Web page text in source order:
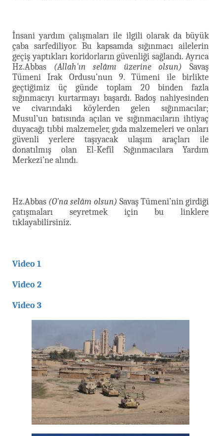
İnsani yardım çalışmaları ile ilgili olarak da büyük
çaba sarfediliyor. Bu kapsamda sığınmacı ailelerin
geçiş yaptıkları koridorların güvenliği sağlandı. Ayrıca
Hz.Abbas (Allah'ın selâmı üzerine olsun) Savaş
Tümeni Irak Ordusu’nun 9. Tümeni ile birlikte
geçtiğimiz üç günde toplam 20 binden fazla
sığınmacıyı kurtarmayı başardı. Badoş nahiyesinden
ve civarındaki köylerden gelen sığınmacılar;
Musul’un batısında açılan ve sığınmacıların ihtiyaç
duyacağı tıbbi malzemeler, gıda malzemeleri ve onları
güvenli yerlere taşıyacak ulaşım araçları ile
donatılmış olan El-Kefîl Sığınmacılara Yardım
Merkezi’ne alındı.
Hz.Abbas (O'na selâm olsun) Savaş Tümeni’nin girdiği
çatışmaları seyretmek için bu linklere
tıklayabilirsiniz.
Video 1
Video 2
Video 3